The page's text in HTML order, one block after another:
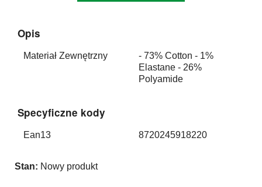
Opis
Materiał Zewnętrzny
- 73% Cotton - 1%
Elastane - 26%
Polyamide
Specyficzne kody
Ean13 8720245918220
Stan: Nowy produkt